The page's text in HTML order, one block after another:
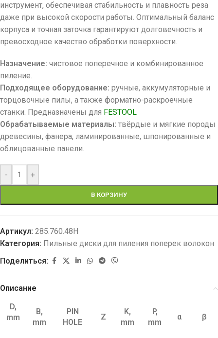
инструмент, обеспечивая стабильность и плавность реза
даже при высокой скорости работы. Оптимальный баланс
корпуса и точная заточка гарантируют долговечность и
превосходное качество обработки поверхности.
Назначение: чистовое поперечное и комбинированное
пиление.
Подходящее оборудование: ручные, аккумуляторные и
торцовочные пилы, а также форматно-раскроечные
станки. Предназначены для FESTOOL
Обрабатываемые материалы: твёрдые и мягкие породы
древесины, фанера, ламинированные, шпонированные и
облицованные панели.
- +
В КОРЗИНУ
Артикул: 285.760.48H
Категория: Пильные диски для пиления поперек волокон
Поделиться:
Описание
D,
mm
B,
mm
PIN
HOLE
Z
K,
mm
P,
mm
α β